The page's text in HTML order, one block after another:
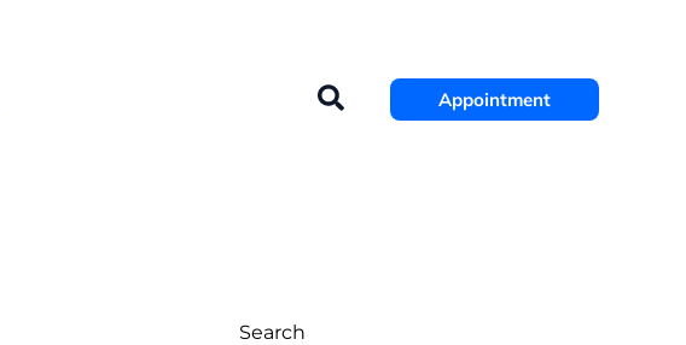
Search Appointment
Search